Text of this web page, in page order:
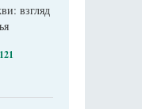
взгляд
121